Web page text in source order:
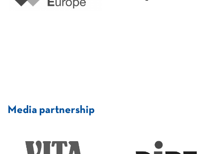
Media partnership